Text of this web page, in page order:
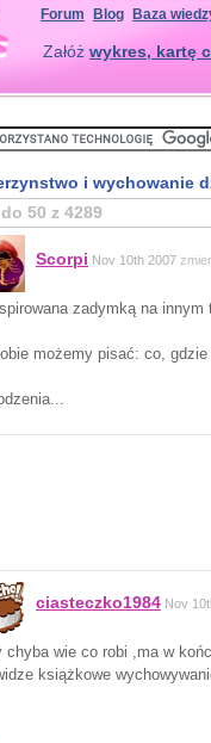
Forum Blog Baza
Załóż wykres, kartę
i wychowanie
50 z 4289
Scorpi Nov 10th 2007
zadymką na innym
możemy pisać: co,
ciasteczko1984 Nov
chyba wie co robi ,ma w
książkowe